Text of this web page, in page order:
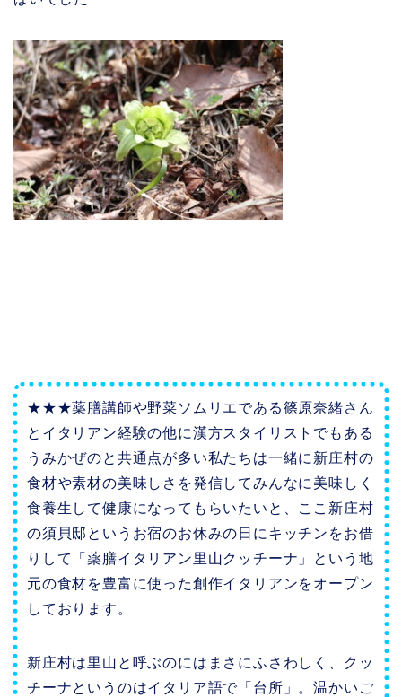
★★★薬膳講師や野菜ソムリエである篠原奈緒さん
とイタリアン経験の他に漢方スタイリストでもある
うみかぜのと共通点が多い私たちは一緒に新庄村の
食材や素材の美味しさを発信してみんなに美味しく
食養生して健康になってもらいたいと、ここ新庄村
の須貝邸というお宿のお休みの日にキッチンをお借
りして「薬膳イタリアン里山クッチーナ」という地
元の食材を豊富に使った創作イタリアンをオープン
しております。
新庄村は里山と呼ぶのにはまさにふさわしく、クッ
チーナというのはイタリア語で「台所」。温かいご